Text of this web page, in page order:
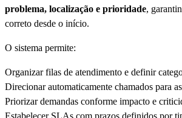
problema, localização e prioridade,
correto desde o início.
O sistema permite:
Organizar filas de atendimento e definir
Direcionar automaticamente chamados para
Priorizar demandas conforme impacto e
Estabelecer SLAs com prazos definidos por